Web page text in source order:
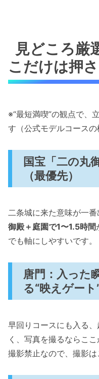
見どころ厳
こだけは押
※“最短満喫”の観点で、
す（公式モデルコースの
国宝「二の丸
（最優先）
二条城に来た意味が一番
御殿＋庭園で1〜1.5時間
でも軸にしやすいです。
唐門：入った
る“映えゲート
早回りコースにも入る
く、写真を撮るならこ
撮影禁止なので、撮影は